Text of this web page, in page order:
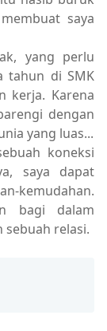
saya
yang perlu
tahun di SMK
kerja. Karena
dengan
yang luas...
koneksi
saya dapat
bagi dalam
relasi.